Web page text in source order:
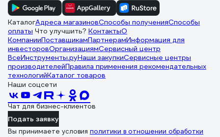
КаталогАдреса магазиновСпособы полученияСпособы
оплаты Что улучшить? КонтактыО
КомпанииПоставщикамПартнерамИнформация для
инвесторовОрганизациямСервисный центр
ВсеИнструменты.руНаши закупкиСервисные центры
производителейПравила применения рекомендательных
технологийКаталог товаров
Наши соцсети
Чат для бизнес-клиентов
Подать заявку
Вы принимаете условия политики в отношении обработки